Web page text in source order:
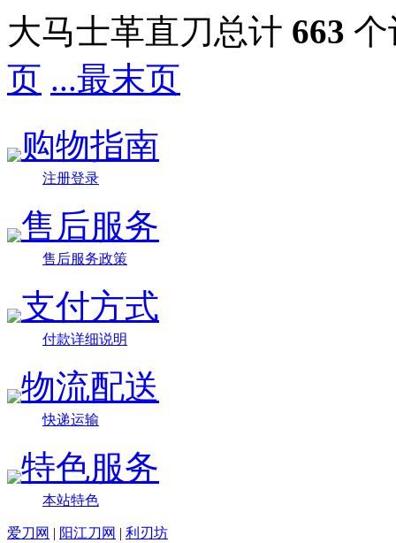
大马士革直刀总计 663 个
页 ...最末页
购物指南
注册登录
售后服务
售后服务政策
支付方式
付款详细说明
物流配送
快递运输
特色服务
本站特色
爱刀网 | 阳江刀网 | 利刃坊